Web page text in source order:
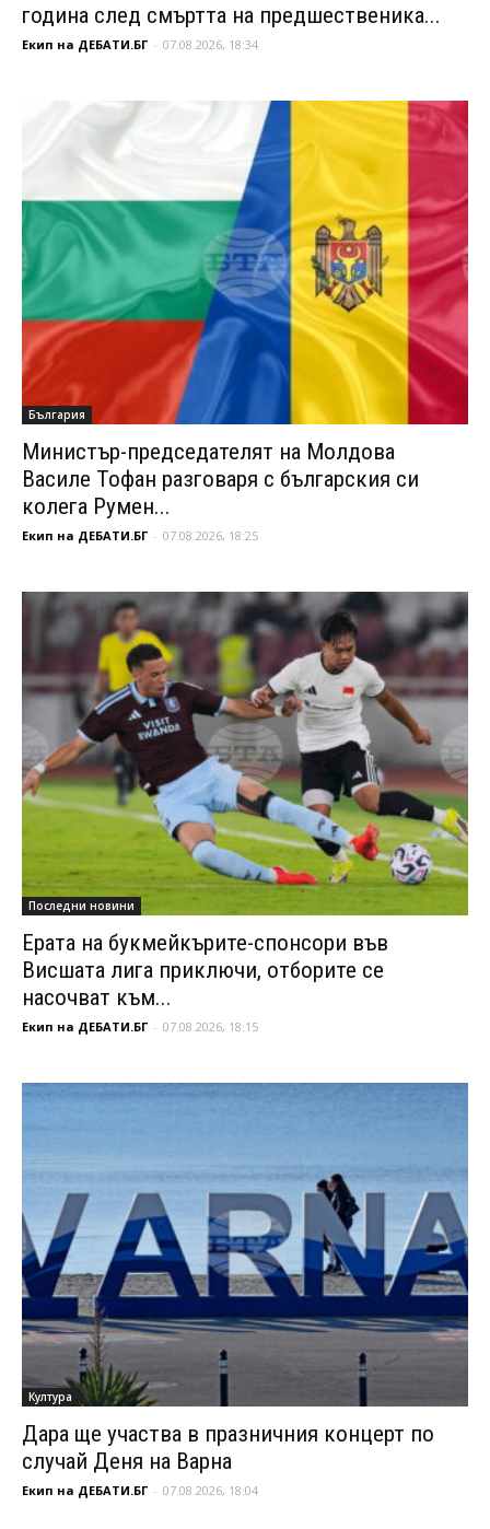
година след смъртта на предшественика...
Екип на ДЕБАТИ.БГ - 07.08.2026, 18:34
България
Министър-председателят на Молдова
Василе Тофан разговаря с българския си
колега Румен...
Екип на ДЕБАТИ.БГ - 07.08.2026, 18:25
Последни новини
Ерата на букмейкърите-спонсори във
Висшата лига приключи, отборите се
насочват към...
Екип на ДЕБАТИ.БГ - 07.08.2026, 18:15
Култура
Дара ще участва в празничния концерт по
случай Деня на Варна
Екип на ДЕБАТИ.БГ - 07.08.2026, 18:04